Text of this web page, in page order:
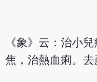
《象》云：治小
焦，治熱血痢。去